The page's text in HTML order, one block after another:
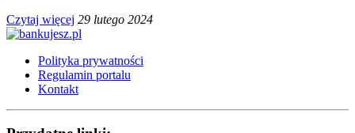
Czytaj więcej 29 lutego 2024
Polityka prywatności
Regulamin portalu
Kontakt